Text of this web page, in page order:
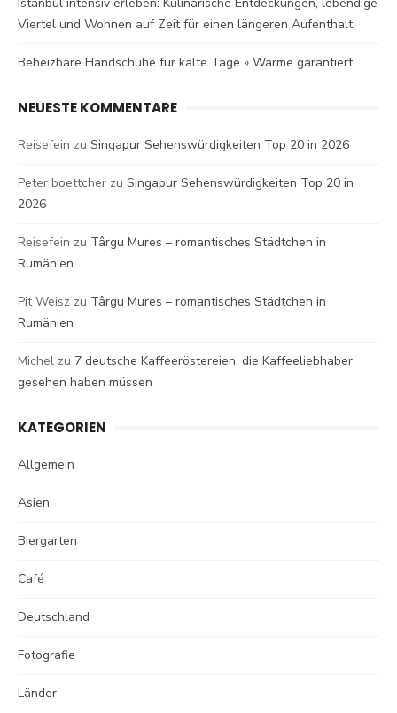
Viertel und Wohnen auf Zeit für einen längeren Aufenthalt
Beheizbare Handschuhe für kalte Tage » Wärme garantiert
NEUESTE KOMMENTARE
Reisefein zu Singapur Sehenswürdigkeiten Top 20 in 2026
Peter boettcher zu Singapur Sehenswürdigkeiten Top 20 in
2026
Reisefein zu Târgu Mures – romantisches Städtchen in
Rumänien
Pit Weisz zu Târgu Mures – romantisches Städtchen in
Rumänien
Michel zu 7 deutsche Kaffeeröstereien, die Kaffeeliebhaber
gesehen haben müssen
KATEGORIEN
Allgemein
Asien
Biergarten
Café
Deutschland
Fotografie
Länder